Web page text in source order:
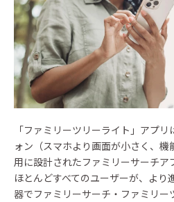
「ファミリーツリーライト」アプ
ォン（スマホより画面が小さく、
用に設計されたファミリーサーチア
ほとんどすべてのユーザーが、より
器でファミリーサーチ・ファミリー